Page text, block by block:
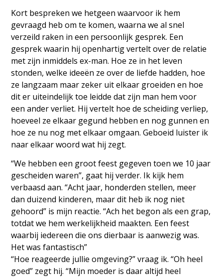
Kort bespreken we hetgeen waarvoor ik hem
gevraagd heb om te komen, waarna we al snel
verzeild raken in een persoonlijk gesprek. Een
gesprek waarin hij openhartig vertelt over de relatie
met zijn inmiddels ex-man. Hoe ze in het leven
stonden, welke ideeën ze over de liefde hadden, hoe
ze langzaam maar zeker uit elkaar groeiden en hoe
dit er uiteindelijk toe leidde dat zijn man hem voor
een ander verliet. Hij vertelt hoe de scheiding verliep,
hoeveel ze elkaar gegund hebben en nog gunnen en
hoe ze nu nog met elkaar omgaan. Geboeid luister ik
naar elkaar woord wat hij zegt.
“We hebben een groot feest gegeven toen we 10 jaar
gescheiden waren”, gaat hij verder. Ik kijk hem
verbaasd aan. “Acht jaar, honderden stellen, meer
dan duizend kinderen, maar dit heb ik nog niet
gehoord” is mijn reactie. “Ach het begon als een grap,
totdat we hem werkelijkheid maakten. Een feest
waarbij iedereen die ons dierbaar is aanwezig was.
Het was fantastisch”
“Hoe reageerde jullie omgeving?” vraag ik. “Oh heel
goed” zegt hij. “Mijn moeder is daar altijd heel